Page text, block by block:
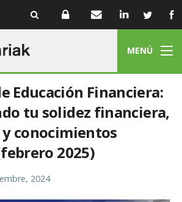
MENÚ
Educación Financiera:
tu solidez financiera,
conocimientos
2025)
2024